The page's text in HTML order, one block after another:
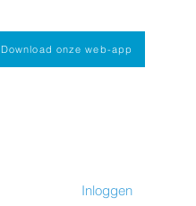
Download onze web-app
Inloggen